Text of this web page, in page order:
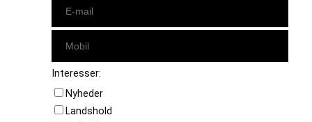
Interesser:
Nyheder
Landshold